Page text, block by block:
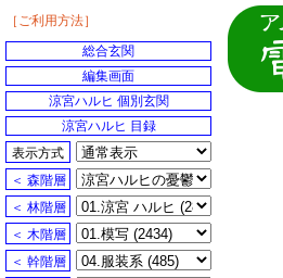
［ご利用方法］
総合玄関
編集画面
涼宮ハルヒ 個別玄関
涼宮ハルヒ 目録
表示方式
＜ 森階層
＜ 林階層
＜ 木階層
＜ 幹階層